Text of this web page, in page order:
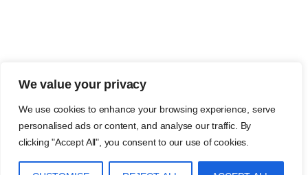
We value your privacy
We use cookies to enhance your browsing experience, serve
personalised ads or content, and analyse our traffic. By
clicking "Accept All", you consent to our use of cookies.